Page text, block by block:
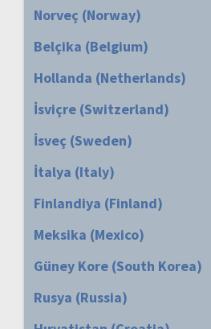
Norveç (Norway)
Belçika (Belgium)
Hollanda (Netherlands)
İsviçre (Switzerland)
İsveç (Sweden)
İtalya (Italy)
Finlandiya (Finland)
Meksika (Mexico)
Güney Kore (South Korea)
Rusya (Russia)